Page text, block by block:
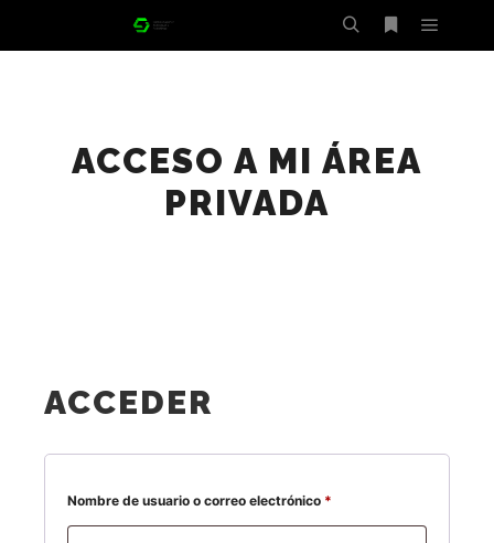
BuscarMásMenú
ACCESO A MI ÁREA
PRIVADA
ACCEDER
Nombre de usuario o correo electrónico *